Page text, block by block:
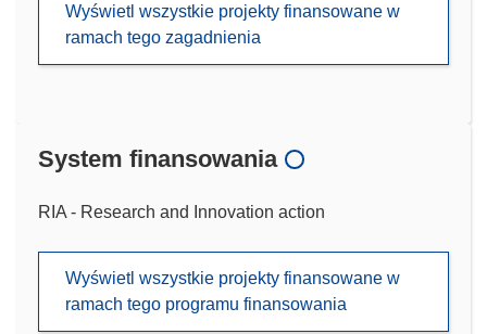
Wyświetl wszystkie projekty finansowane w
ramach tego zagadnienia
System finansowania
RIA - Research and Innovation action
Wyświetl wszystkie projekty finansowane w
ramach tego programu finansowania